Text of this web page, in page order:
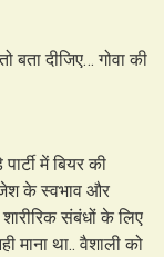
बता दीजिए… गोवा की
में बियर की
के स्वभाव और
संबंधों के लिए
माना था.. वैशाली को